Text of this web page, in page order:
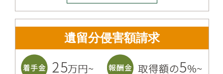
遺留分侵害額請求